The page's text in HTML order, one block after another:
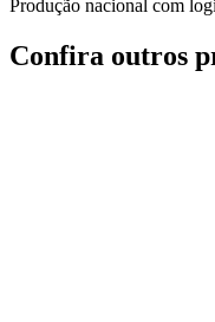
Produção nacional com
Confira outros